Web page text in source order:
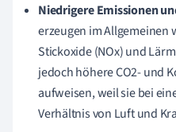
Niedrigere Emissionen
erzeugen im Allgemeinen
Stickoxide (NOx) und
jedoch höhere CO2- und
aufweisen, weil sie bei
Verhältnis von Luft und